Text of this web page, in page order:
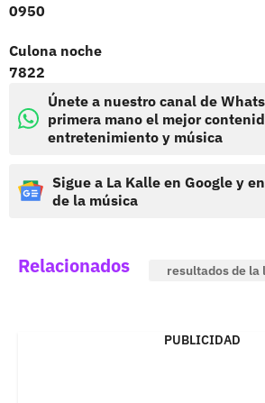
0950
Culona noche
7822
Únete a nuestro canal de
primera mano el mejor
entretenimiento y música
Sigue a La Kalle en Google y
de la música
Relacionados resultados de la
PUBLICIDAD